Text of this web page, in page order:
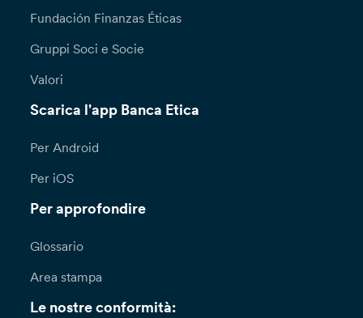
Fundación Finanzas Éticas
Gruppi Soci e Socie
Valori
Scarica l'app Banca Etica
Per Android
Per iOS
Per approfondire
Glossario
Area stampa
Le nostre conformità: